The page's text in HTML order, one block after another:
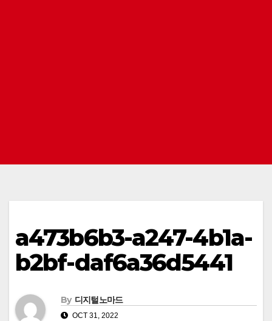
a473b6b3-a247-4b1a-
b2bf-daf6a36d5441
By 디지털노마드
OCT 31, 2022